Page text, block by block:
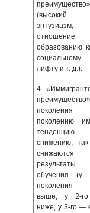
преимущество»
(высокий
энтузиазм,
образованию
социальному
лифту и т. д.).
4.
поколению
снижению, так
снижаются
результаты
обучения (у
поколения
выше, у 2-
ниже, у 3-го —